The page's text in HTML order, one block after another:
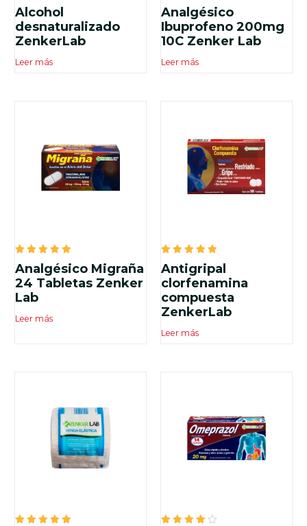
Valorado
en
5.00
de 5
Alcohol
desnaturalizado
ZenkerLab
Leer más
Valorado
en
5.00
de 5
Analgésico
Ibuprofeno 200mg
10C Zenker Lab
Leer más
Valorado
en
5.00
de 5
Analgésico Migraña
24 Tabletas Zenker
Lab
Leer más
Valorado
en
5.00
de 5
Antigripal
clorfenamina
compuesta
ZenkerLab
Leer más